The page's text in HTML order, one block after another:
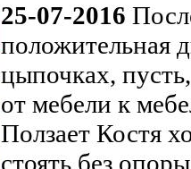
25-07-2016
положительная
цыпочках,
от мебели к
Ползает Костя
стоять без